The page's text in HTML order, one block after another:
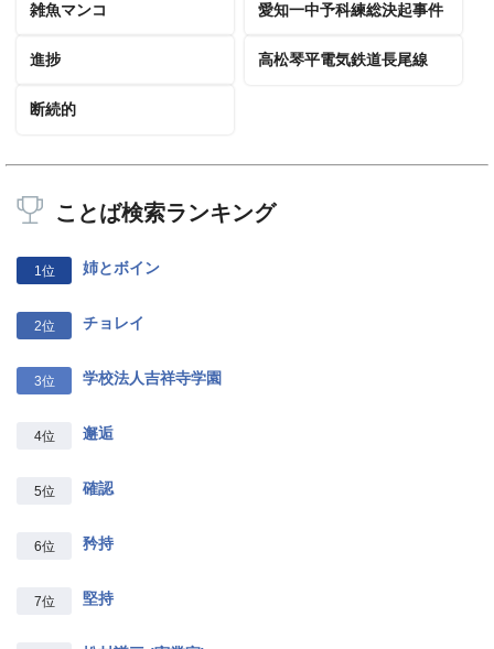
雑魚マンコ 愛知一中予科練総決起事件
進捗 高松琴平電気鉄道長尾線
断続的
ことば検索ランキング
1位 姉とボイン
2位 チョレイ
3位 学校法人吉祥寺学園
4位 邂逅
5位 確認
6位 矜持
7位 堅持